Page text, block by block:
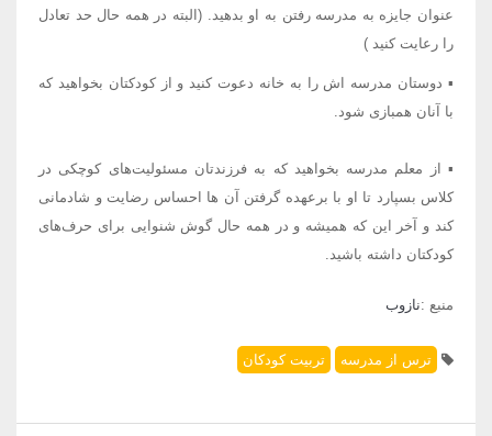
عنوان جایزه به مدرسه رفتن به او بدهید. (البته در همه حال حد تعادل
را رعایت کنید )
▪ دوستان مدرسه اش را به خانه دعوت کنید و از کودکتان بخواهید که
با آنان همبازی شود.
▪ از معلم مدرسه بخواهید که به فرزندتان مسئولیت‌های کوچکی در
کلاس بسپارد تا او با برعهده گرفتن آن ها احساس رضایت و شادمانی
کند و آخر این که همیشه و در همه حال گوش شنوایی برای حرف‌های
کودکتان داشته باشید.
منبع :نازوب
ترس از مدرسه تربیت کودکان